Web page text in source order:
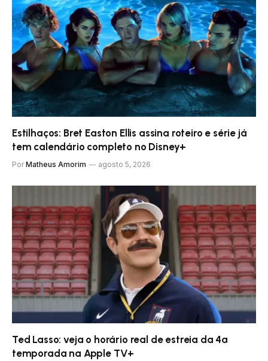
Estilhaços: Bret Easton Ellis assina roteiro e série já
tem calendário completo no Disney+
Por Matheus Amorim agosto 5, 2026
Ted Lasso: veja o horário real de estreia da 4ª
temporada na Apple TV+